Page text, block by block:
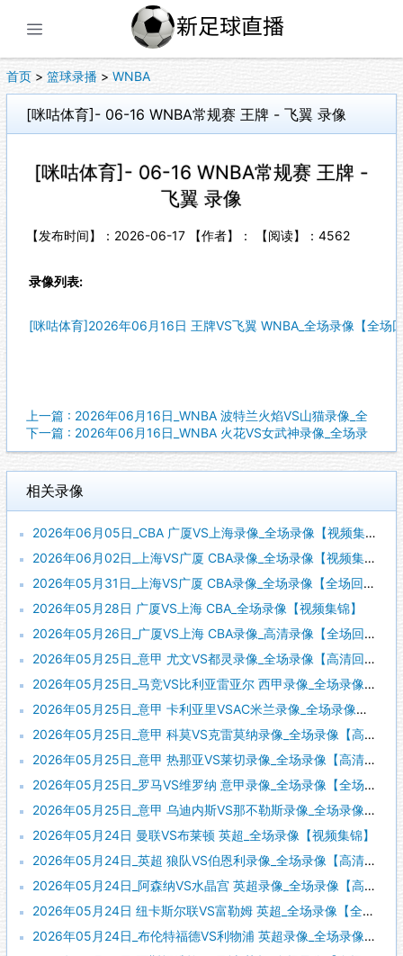
首页 > 篮球录播 > WNBA
[咪咕体育]- 06-16 WNBA常规赛 王牌 - 飞翼 录像
[咪咕体育]- 06-16 WNBA常规赛 王牌 -
飞翼 录像
【发布时间】：2026-06-17 【作者】： 【阅读】： 4562
录像列表:
[咪咕体育]2026年06月16日 王牌VS飞翼 WNBA_全场录像【全场
上一篇 : 2026年06月16日_WNBA 波特兰火焰VS山猫录像_全
下一篇 : 2026年06月16日_WNBA 火花VS女武神录像_全场录
相关录像
2026年06月05日_CBA 广厦VS上海录像_全场录像【视频集锦】
2026年06月02日_上海VS广厦 CBA录像_全场录像【视频集锦】
2026年05月31日_上海VS广厦 CBA录像_全场录像【全场回放】
2026年05月28日 广厦VS上海 CBA_全场录像【视频集锦】
2026年05月26日_广厦VS上海 CBA录像_高清录像【全场回放】
2026年05月25日_意甲 尤文VS都灵录像_全场录像【高清回放】
2026年05月25日_马竞VS比利亚雷亚尔 西甲录像_全场录像【高清回放】
2026年05月25日_意甲 卡利亚里VSAC米兰录像_全场录像【高清回放】
2026年05月25日_意甲 科莫VS克雷莫纳录像_全场录像【高清回放】
2026年05月25日_意甲 热那亚VS莱切录像_全场录像【高清回放】
2026年05月25日_罗马VS维罗纳 意甲录像_全场录像【全场回放】
2026年05月25日_意甲 乌迪内斯VS那不勒斯录像_全场录像【视频集锦】
2026年05月24日 曼联VS布莱顿 英超_全场录像【视频集锦】
2026年05月24日_英超 狼队VS伯恩利录像_全场录像【高清回放】
2026年05月24日_阿森纳VS水晶宫 英超录像_全场录像【高清回放】
2026年05月24日 纽卡斯尔联VS富勒姆 英超_全场录像【全场回放】
2026年05月24日_布伦特福德VS利物浦 英超录像_全场录像【高清回放】